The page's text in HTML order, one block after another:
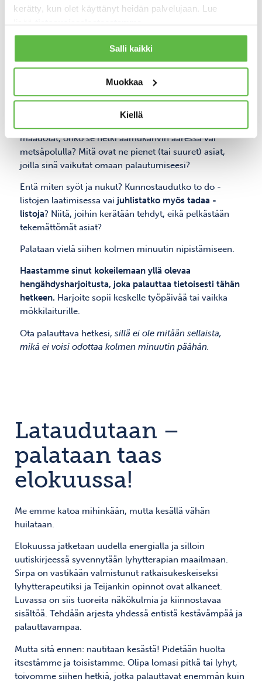
kerätty, kun olet käyttänyt heidän palvelujaan. Lue
lisäätietosuojaselosteestamme.
Salli kaikki
Muokkaa
Kiellä
”Siinä oli pölystä istua ja kanat tulivat joskus
tuntui, että siinä oli helppo ajatella. Toisinaan hän
meni kuistille, istuutui tuolilleen ja kaatoi itselleen
kupillisen rooibosteetä… Ei ollut mitään kiirettä, ei
Milloin sinä viimeksi pysähdyit kuin Mma Ramotswe,
ihan vain istumaan ja ajattelemaan?
maadotat, onko se hetki aamukahvin ääressä vai
metsäpolulla? Mitä ovat ne pienet (tai suuret) asiat,
joilla sinä vaikutat omaan palautumiseesi?
Entä miten syöt ja nukut? Kunnostaudutko to do -
listojen laatimisessa vai juhlistatko myös tadaa -
listoja? Niitä, joihin kerätään tehdyt, eikä pelkästään
tekemättömät asiat?
Palataan vielä siihen kolmen minuutin nipistämiseen.
Haastamme sinut kokeilemaan yllä olevaa
hengähdysharjoitusta, joka palauttaa tietoisesti tähän
hetkeen. Harjoite sopii keskelle työpäivää tai vaikka
mökkilaiturille.
Ota palauttava hetkesi, sillä ei ole mitään sellaista,
mikä ei voisi odottaa kolmen minuutin päähän.
Lataudutaan –
palataan taas
elokuussa!
Me emme katoa mihinkään, mutta kesällä vähän
huilataan.
Elokuussa jatketaan uudella energialla ja silloin
uutiskirjeessä syvennytään lyhytterapian maailmaan.
Sirpa on vastikään valmistunut ratkaisukeskeiseksi
lyhytterapeutiksi ja Teijankin opinnot ovat alkaneet.
Luvassa on siis tuoreita näkökulmia ja kiinnostavaa
sisältöä. Tehdään arjesta yhdessä entistä kestävämpää ja
palauttavampaa.
Mutta sitä ennen: nautitaan kesästä! Pidetään huolta
itsestämme ja toisistamme. Olipa lomasi pitkä tai lyhyt,
toivomme siihen hetkiä, jotka palauttavat enemmän kuin